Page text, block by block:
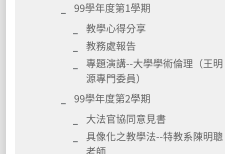
99學年度第1學期
教學心得分享
教務處報告
專題演講--大學學術倫理（王明
源專門委員）
99學年度第2學期
大法官協同意見書
具像化之教學法--特教系陳明聰